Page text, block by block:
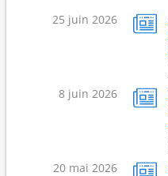
25 juin 2026
8 juin 2026
20 mai 2026